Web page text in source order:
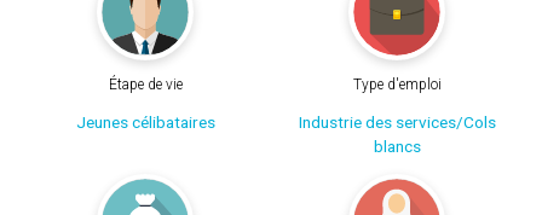
Étape de vie
Jeunes célibataires
Type d'emploi
Industrie des services/Cols
blancs